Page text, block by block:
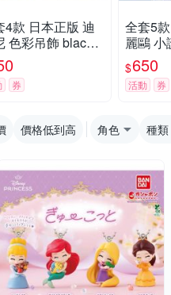
4款 日本正版 迪
色彩吊飾 black
轉蛋 公仔 吊飾
史克林頓 費加洛
法 米奇 BANDAI
券
全套5
麗鷗
扭蛋
凱蒂貓
彼安諾
$650
活動 券
價格低到高 角色 種類